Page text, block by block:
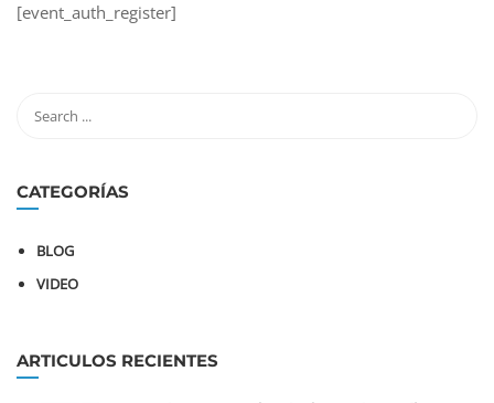
[event_auth_register]
CATEGORÍAS
BLOG
VIDEO
ARTICULOS RECIENTES